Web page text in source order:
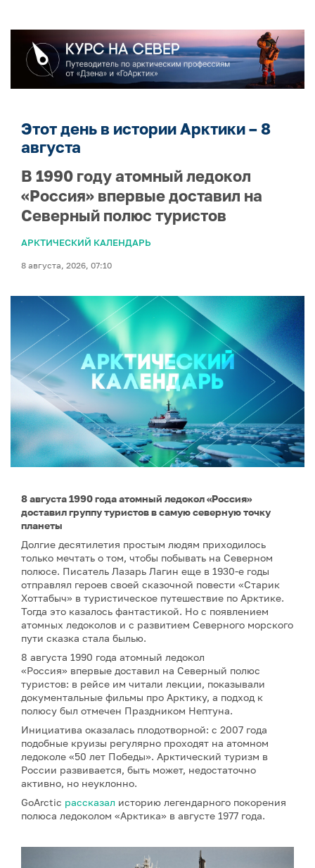
Этот день в истории Арктики – 8
августа
В 1990 году атомный ледокол
«Россия» впервые доставил на
Северный полюс туристов
АРКТИЧЕСКИЙ КАЛЕНДАРЬ
8 августа, 2026, 07:10
8 августа 1990 года атомный ледокол «Россия»
доставил группу туристов в самую северную точку
планеты
Долгие десятилетия простым людям приходилось
только мечтать о том, чтобы побывать на Северном
полюсе. Писатель Лазарь Лагин еще в 1930-е годы
отправлял героев своей сказочной повести «Старик
Хоттабыч» в туристическое путешествие по Арктике.
Тогда это казалось фантастикой. Но с появлением
атомных ледоколов и с развитием Северного морского
пути сказка стала былью.
8 августа 1990 года атомный ледокол
«Россия» впервые доставил на Северный полюс
туристов: в рейсе им читали лекции, показывали
документальные фильмы про Арктику, а подход к
полюсу был отмечен Праздником Нептуна.
Инициатива оказалась плодотворной: с 2007 года
подобные круизы регулярно проходят на атомном
ледоколе «50 лет Победы». Арктический туризм в
России развивается, быть может, недостаточно
активно, но неуклонно.
GoArctic рассказал историю легендарного покорения
полюса ледоколом «Арктика» в августе 1977 года.